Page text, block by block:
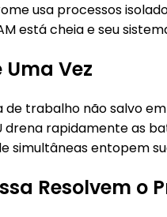
usa processos
está cheia e seu
Vez
de trabalho não salvo
drena rapidamente as
simultâneas entopem
Resolvem